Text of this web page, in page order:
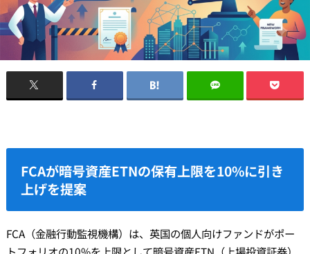
FCAが暗号資産ETNの保有上限を10%に引き
上げを提案
FCA（金融行動監視機構）は、英国の個人向けファンドがポー